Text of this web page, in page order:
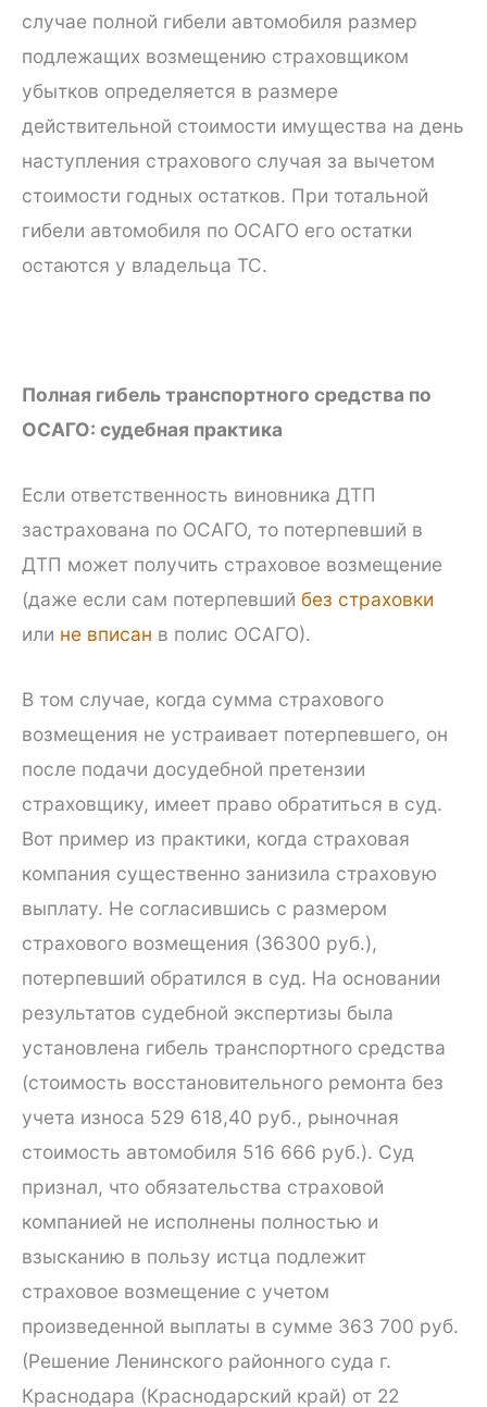
случае полной гибели автомобиля размер
подлежащих возмещению страховщиком
убытков определяется в размере
действительной стоимости имущества на день
наступления страхового случая за вычетом
стоимости годных остатков. При тотальной
гибели автомобиля по ОСАГО его остатки
остаются у владельца ТС.
Полная гибель транспортного средства по
ОСАГО: судебная практика
Если ответственность виновника ДТП
застрахована по ОСАГО, то потерпевший в
ДТП может получить страховое возмещение
(даже если сам потерпевший без страховки
или не вписан в полис ОСАГО).
В том случае, когда сумма страхового
возмещения не устраивает потерпевшего, он
после подачи досудебной претензии
страховщику, имеет право обратиться в суд.
Вот пример из практики, когда страховая
компания существенно занизила страховую
выплату. Не согласившись с размером
страхового возмещения (36300 руб.),
потерпевший обратился в суд. На основании
результатов судебной экспертизы была
установлена гибель транспортного средства
(стоимость восстановительного ремонта без
учета износа 529 618,40 руб., рыночная
стоимость автомобиля 516 666 руб.). Суд
признал, что обязательства страховой
компанией не исполнены полностью и
взысканию в пользу истца подлежит
страховое возмещение с учетом
произведенной выплаты в сумме 363 700 руб.
(Решение Ленинского районного суда г.
Краснодара (Краснодарский край) от 22